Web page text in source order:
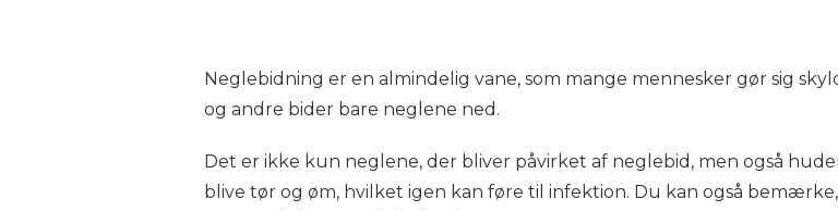
Neglebidning er en almindelig vane, som mange mennesker gør sig
og andre bider bare neglene ned.
Det er ikke kun neglene, der bliver påvirket af neglebid, men også
blive tør og øm, hvilket igen kan føre til infektion. Du kan også